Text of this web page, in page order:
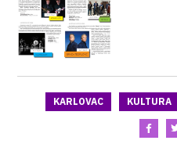
KARLOVAC KULTURA